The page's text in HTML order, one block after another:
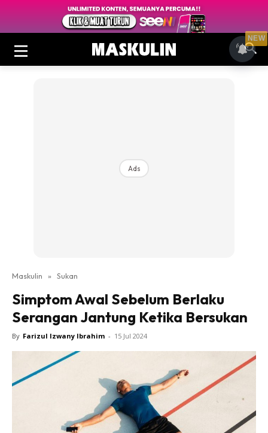
Ads
Maskulin » Sukan
Simptom Awal Sebelum Berlaku
Serangan Jantung Ketika Bersukan
By Farizul Izwany Ibrahim - 15 Jul 2024
NEW